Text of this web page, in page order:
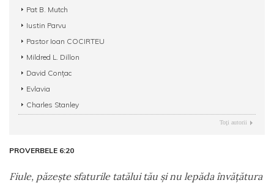
Pat B. Mutch
Iustin Parvu
Pastor Ioan COCIRTEU
Mildred L. Dillon
David Conțac
Evlavia
Charles Stanley
Toţi autorii
PROVERBELE 6:20
Fiule, păzeşte sfaturile tatălui tău şi nu lepăda învăţătura